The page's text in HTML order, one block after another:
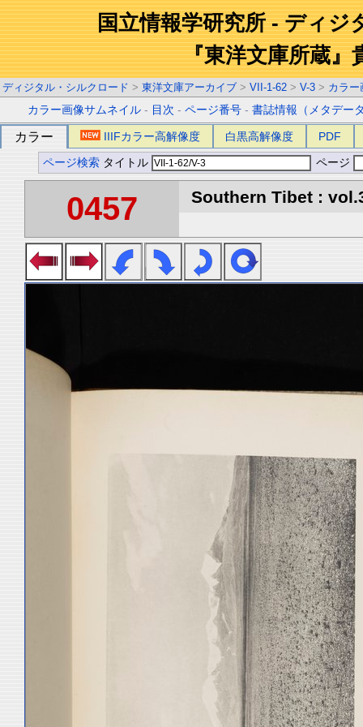
国立情報学研究所 - ディジ
『東洋文庫所蔵』
ディジタル・シルクロード > 東洋文庫アーカイブ > VII-1-62 > V-3 > カラー
カラー画像サムネイル - 目次 -ページ番号 -書誌情報（メタデー
カラー IIIFカラー高解像度 白黒高解像度 PDF
ページ検索 タイトル ページ
0457 Southern Tibet :